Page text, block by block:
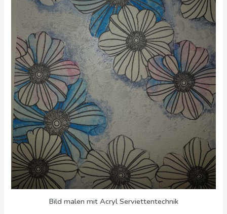
Bild malen mit Acryl Serviettentechnik